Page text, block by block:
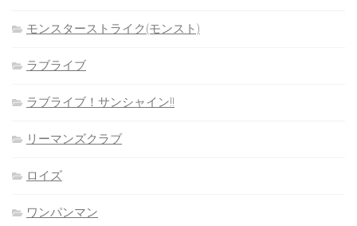
モンスターストライク(モンスト)
ラブライブ
ラブライブ！サンシャイン!!
リーマンズクラブ
ロイズ
ワンパンマン